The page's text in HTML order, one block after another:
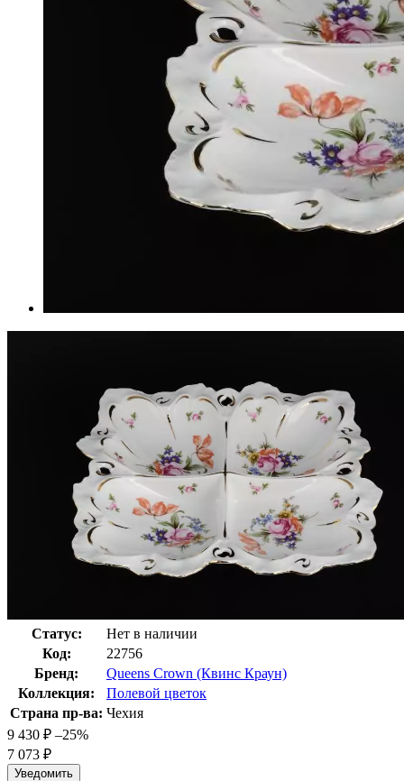
Статус:
Нет в наличии
Код:
22756
Бренд:
Queens Crown (Квинс Краун)
Коллекция:
Полевой цветок
Страна пр-ва: Чехия
9 430 ₽ –25%
7 073 ₽
Уведомить